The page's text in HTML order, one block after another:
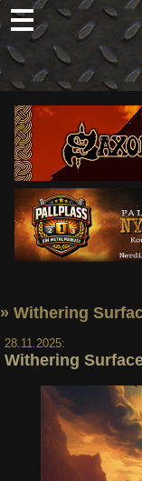
Skip
to
content
Søk
» Withering
28.11.2025:
Withering